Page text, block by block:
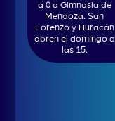
a 0 a Gimnasia de
Mendoza. San
Lorenzo y Huracán
abren el domingo a
las 15.